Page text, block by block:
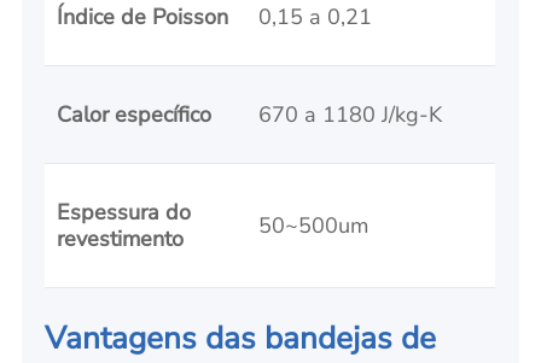
Índice de Poisson 0,15 a 0,21
Calor específico 670 a 1180 J/kg-K
Espessura do
revestimento
50~500um
Vantagens das bandejas de